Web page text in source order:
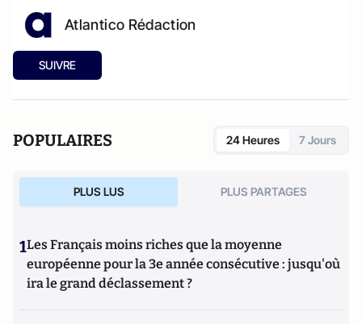
Atlantico Rédaction
SUIVRE
POPULAIRES 24 Heures 7 Jours
PLUS LUS PLUS PARTAGES
1Les Français moins riches que la moyenne
européenne pour la 3e année consécutive : jusqu'où
ira le grand déclassement ?